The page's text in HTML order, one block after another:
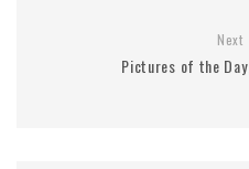
Next
Pictures of the